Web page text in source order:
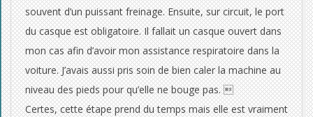
souvent d’un puissant freinage. Ensuite, sur circuit, le port
du casque est obligatoire. Il fallait un casque ouvert dans
mon cas afin d’avoir mon assistance respiratoire dans la
voiture. J’avais aussi pris soin de bien caler la machine au
niveau des pieds pour qu’elle ne bouge pas. 
Certes, cette étape prend du temps mais elle est vraiment